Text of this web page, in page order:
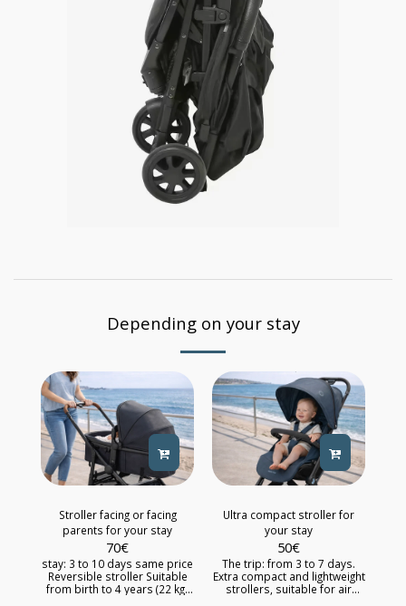
Depending on your stay
Stroller facing or facing
parents for your stay
70€
stay: 3 to 10 days same price
Reversible stroller Suitable
from birth to 4 years (22 kg)
Ultra compact stroller for
your stay
50€
The trip: from 3 to 7 days.
Extra compact and lightweight
strollers, suitable for air